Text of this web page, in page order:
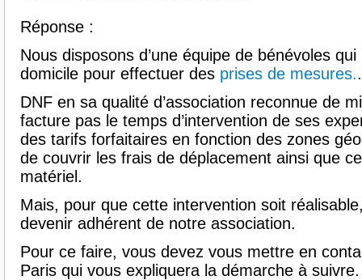
Réponse :
Nous disposons d’une équipe de bénévoles
domicile pour effectuer des prises de mesures..
DNF en sa qualité d’association reconnue de
facture pas le temps d’intervention de ses
des tarifs forfaitaires en fonction des zones
de couvrir les frais de déplacement ainsi que
matériel.
Mais, pour que cette intervention soit
devenir adhérent de notre association.
Pour ce faire, vous devez vous mettre en
Paris qui vous expliquera la démarche à suivre.